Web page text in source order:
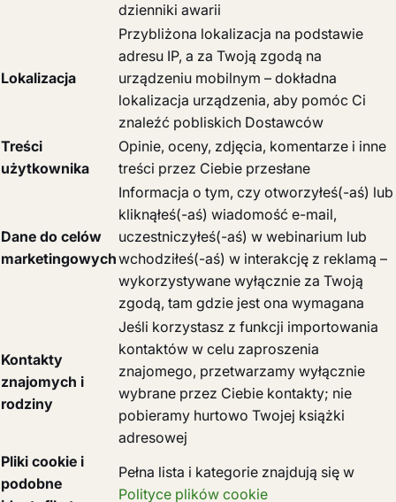
dzienniki awarii
Lokalizacja
Przybliżona lokalizacja na podstawie
adresu IP, a za Twoją zgodą na
urządzeniu mobilnym – dokładna
lokalizacja urządzenia, aby pomóc Ci
znaleźć pobliskich Dostawców
Treści
użytkownika
Opinie, oceny, zdjęcia, komentarze i inne
treści przez Ciebie przesłane
Dane do celów
marketingowych
Informacja o tym, czy otworzyłeś(-aś) lub
kliknąłeś(-aś) wiadomość e-mail,
uczestniczyłeś(-aś) w webinarium lub
wchodziłeś(-aś) w interakcję z reklamą –
wykorzystywane wyłącznie za Twoją
zgodą, tam gdzie jest ona wymagana
Kontakty
znajomych i
rodziny
Jeśli korzystasz z funkcji importowania
kontaktów w celu zaproszenia
znajomego, przetwarzamy wyłącznie
wybrane przez Ciebie kontakty; nie
pobieramy hurtowo Twojej książki
adresowej
Pliki cookie i
podobne
Pełna lista i kategorie znajdują się w
Polityce plików cookie